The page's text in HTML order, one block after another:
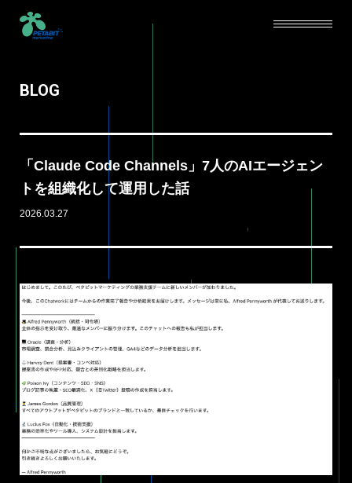
BLOG
「Claude Code Channels」7人のAIエージェン
トを組織化して運用した話
2026.03.27
ABOUT
CAREERS
CONTACT